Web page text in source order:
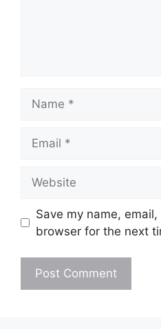
Save my name,
browser for the next